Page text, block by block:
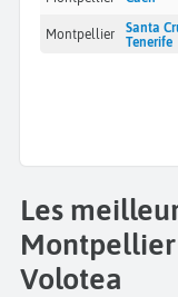
Montpellier
Santa
Tenerife
Les
Volotea